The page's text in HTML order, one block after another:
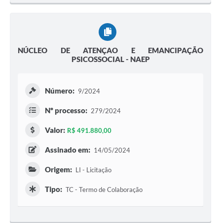
NÚCLEO DE ATENÇAO E EMANCIPAÇÃO
PSICOSSOCIAL - NAEP
Número: 9/2024
Nº processo: 279/2024
Valor: R$ 491.880,00
Assinado em: 14/05/2024
Origem: LI - Licitação
Tipo: TC - Termo de Colaboração